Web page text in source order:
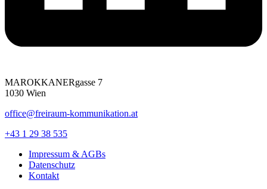
MAROKKANERgasse 7
1030 Wien
office@freiraum-kommunikation.at
+43 1 29 38 535
Impressum & AGBs
Datenschutz
Kontakt